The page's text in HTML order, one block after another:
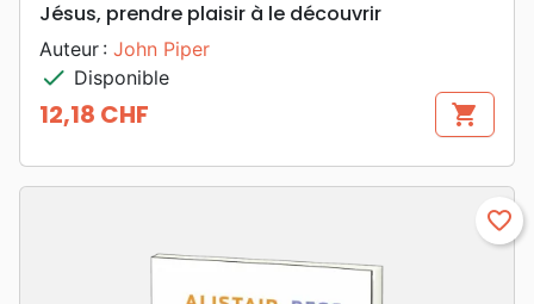
Jésus, prendre plaisir à le découvrir
Auteur : John Piper
check Disponible
Prix
12,18 CHF shopping_cart
favorite_border